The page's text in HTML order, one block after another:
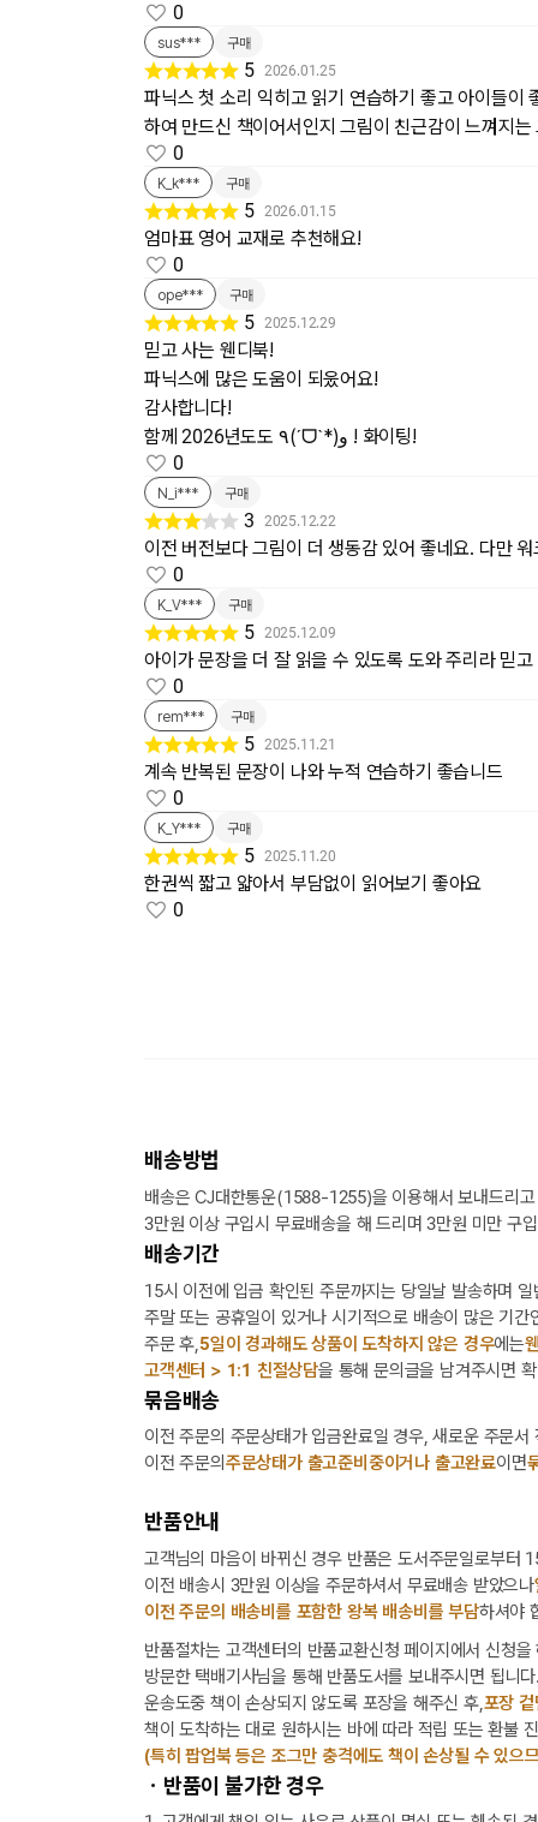
0
sus*** 구매
5 2026.01.25
파닉스 첫 소리 익히고 읽기 연습하기 좋고 아이들이
하여 만드신 책이어서인지 그림이 친근감이 느껴지는
0
K_k*** 구매
5 2026.01.15
엄마표 영어 교재로 추천해요!
0
ope*** 구매
5 2025.12.29
믿고 사는 웬디북!
파닉스에 많은 도움이 되웄어요!
감사합니다!
함께 2026년도도 ٩(ˊᗜˋ*)و ! 화이팅!
0
N_i*** 구매
3 2025.12.22
이전 버전보다 그림이 더 생동감 있어 좋네요. 다만
0
K_V*** 구매
5 2025.12.09
아이가 문장을 더 잘 읽을 수 있도록 도와 주리라 믿
0
rem*** 구매
5 2025.11.21
계속 반복된 문장이 나와 누적 연습하기 좋습니드
0
K_Y*** 구매
5 2025.11.20
한권씩 짧고 얇아서 부담없이 읽어보기 좋아요
0
배송방법
배송은 CJ대한통운(1588-1255)을 이용해서 보내드리
3만원 이상 구입시 무료배송을 해 드리며 3만원 미만 구
배송기간
15시 이전에 입금 확인된 주문까지는 당일날 발송하며
주말 또는 공휴일이 있거나 시기적으로 배송이 많은 기
주문 후,5일이 경과해도 상품이 도착하지 않은 경우에는
고객센터 > 1:1 친절상담을 통해 문의글을 남겨주시면
묶음배송
이전 주문의 주문상태가 입금완료일 경우, 새로운 주문
이전 주문의 주문상태가 출고준비중이거나 출고완료이면
반품안내
고객님의 마음이 바뀌신 경우 반품은 도서주문일로부터
이전 배송시 3만원 이상을 주문하셔서 무료배송 받았으나
이전 주문의 배송비를 포함한 왕복 배송비를 부담하셔야
반품절차는 고객센터의 반품교환신청 페이지에서 신청
방문한 택배기사님을 통해 반품도서를 보내주시면 됩니
운송도중 책이 손상되지 않도록 포장을 해주신 후,포장
책이 도착하는 대로 원하시는 바에 따라 적립 또는 환불
(특히 팝업북 등은 조그만 충격에도 책이 손상될 수 있으
ㆍ반품이 불가한 경우